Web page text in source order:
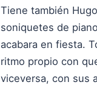
Tiene también
soniquetes de
acabara en fiesta.
ritmo propio con
viceversa, con sus